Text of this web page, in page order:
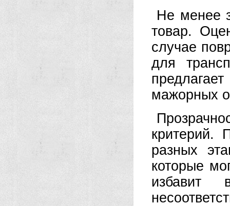
Не менее
товар.
случае
для
мажорных
критерий.
разных
которые
избавит